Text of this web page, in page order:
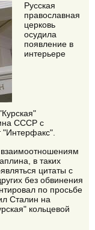
Русская
православная
церковь
осудила
появление в
интерьере
СССР с
в таких
цитаты с
без обвинения
по просьбе
Сталин на
кольцевой